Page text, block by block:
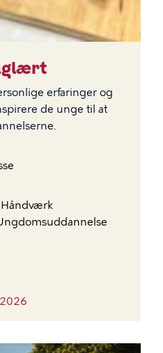
erfaringer og
de unge til at
Håndværk